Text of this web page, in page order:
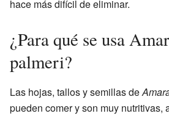
hace más difícil de eliminar.
¿Para qué se usa
palmeri?
Las hojas, tallos y semillas de
pueden comer y son muy nutritivas,